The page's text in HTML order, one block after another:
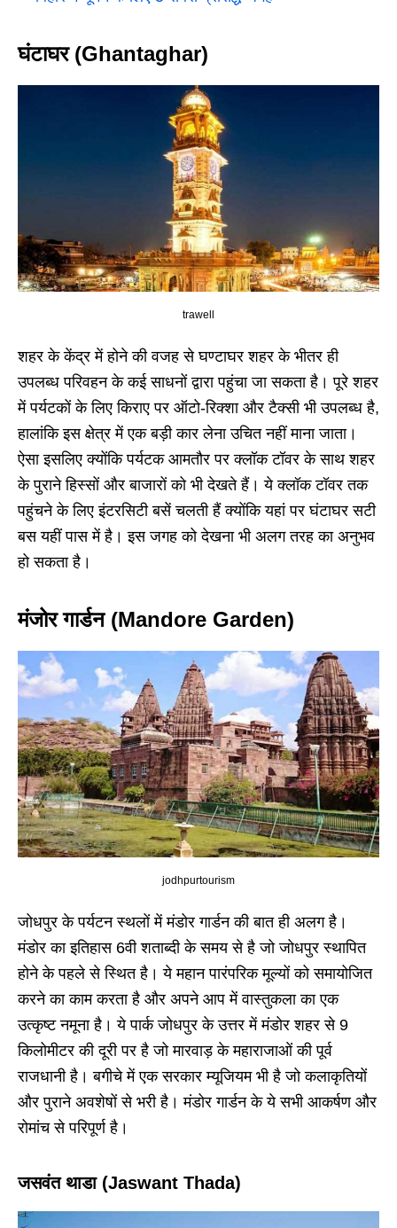
घंटाघर (Ghantaghar)
trawell
शहर के केंद्र में होने की वजह से घण्टाघर शहर के भीतर ही
उपलब्ध परिवहन के कई साधनों द्वारा पहुंचा जा सकता है। पूरे शहर
में पर्यटकों के लिए किराए पर ऑटो-रिक्शा और टैक्सी भी उपलब्ध है,
हालांकि इस क्षेत्र में एक बड़ी कार लेना उचित नहीं माना जाता।
ऐसा इसलिए क्योंकि पर्यटक आमतौर पर क्लॉक टॉवर के साथ शहर
के पुराने हिस्सों और बाजारों को भी देखते हैं। ये क्लॉक टॉवर तक
पहुंचने के लिए इंटरसिटी बसें चलती हैं क्योंकि यहां पर घंटाघर सटी
बस यहीं पास में है। इस जगह को देखना भी अलग तरह का अनुभव
हो सकता है।
मंजोर गार्डन (Mandore Garden)
jodhpurtourism
जोधपुर के पर्यटन स्थलों में मंडोर गार्डन की बात ही अलग है।
मंडोर का इतिहास 6वी शताब्दी के समय से है जो जोधपुर स्थापित
होने के पहले से स्थित है। ये महान पारंपरिक मूल्यों को समायोजित
करने का काम करता है और अपने आप में वास्तुकला का एक
उत्कृष्ट नमूना है। ये पार्क जोधपुर के उत्तर में मंडोर शहर से 9
किलोमीटर की दूरी पर है जो मारवाड़ के महाराजाओं की पूर्व
राजधानी है। बगीचे में एक सरकार म्यूजियम भी है जो कलाकृतियों
और पुराने अवशेषों से भरी है। मंडोर गार्डन के ये सभी आकर्षण और
रोमांच से परिपूर्ण है।
जसवंत थाडा (Jaswant Thada)